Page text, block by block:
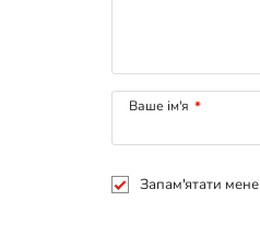
Ваше ім'я *
Запам'ятати мене